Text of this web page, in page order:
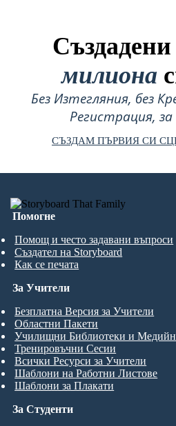
милиона
Без Изтегляния, без
Регистрация,
СЪЗДАМ ПЪРВИЯ СИ
Помогне
Помощ и често задавани въпроси
Създател на Storyboard
Как се печата
За Студенти
За Учители
Безплатна Версия за Учители
Областни Пакети
Училищни Библиотеки и
Тренировъчни Сесии
Всички Ресурси за Учители
Шаблони на Работни Листове
Шаблони за Плакати